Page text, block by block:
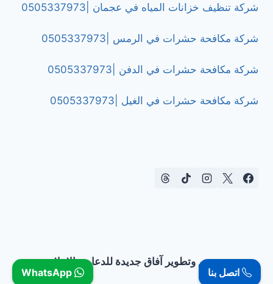
شركة تنظيف خزانات المياه في عجمان |0505337973
شركة مكافحة حشرات في الرمس |0505337973
شركة مكافحة حشرات في الدفن |0505337973
شركة مكافحة حشرات في الغيل |0505337973
تصميم وتطوير آفاق جديدة للدعاية والإعلان
اتصل بنا